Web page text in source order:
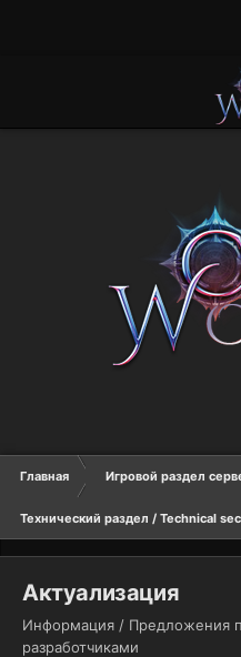
Главная Игровой раздел
Технический раздел / Technical
Актуализация
Информация / Предложения
разработчиками